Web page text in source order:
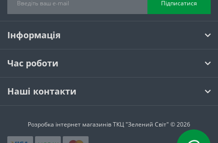
Підписатися
Інформація
Час роботи
Наші контакти
Розробка інтернет магазинівТКЦ "Зелений Світ" © 2026